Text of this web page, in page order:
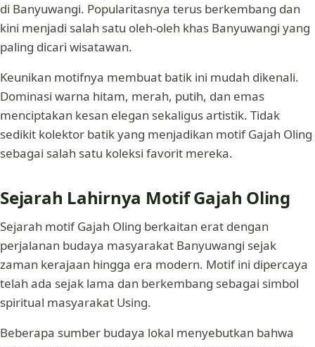
di Banyuwangi. Popularitasnya terus berkembang dan
kini menjadi salah satu oleh-oleh khas Banyuwangi yang
paling dicari wisatawan.
Keunikan motifnya membuat batik ini mudah dikenali.
Dominasi warna hitam, merah, putih, dan emas
menciptakan kesan elegan sekaligus artistik. Tidak
sedikit kolektor batik yang menjadikan motif Gajah Oling
sebagai salah satu koleksi favorit mereka.
Sejarah Lahirnya Motif Gajah Oling
Sejarah motif Gajah Oling berkaitan erat dengan
perjalanan budaya masyarakat Banyuwangi sejak
zaman kerajaan hingga era modern. Motif ini dipercaya
telah ada sejak lama dan berkembang sebagai simbol
spiritual masyarakat Using.
Beberapa sumber budaya lokal menyebutkan bahwa